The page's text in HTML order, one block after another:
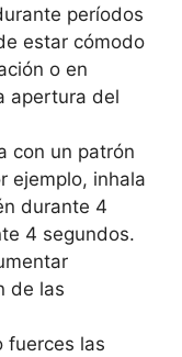
períodos
estar cómodo
o en
apertura del
con un patrón
ejemplo, inhala
durante 4
4 segundos.
de las
fuerces las